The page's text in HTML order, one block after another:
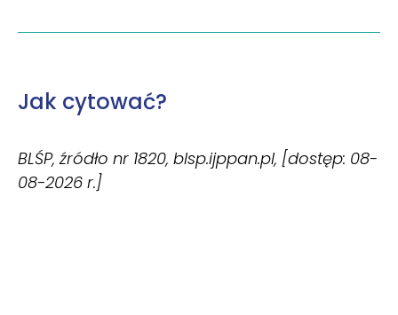
Jak cytować?
BLŚP, źródło nr 1820, blsp.ijppan.pl, [dostęp: 08-
08-2026 r.]